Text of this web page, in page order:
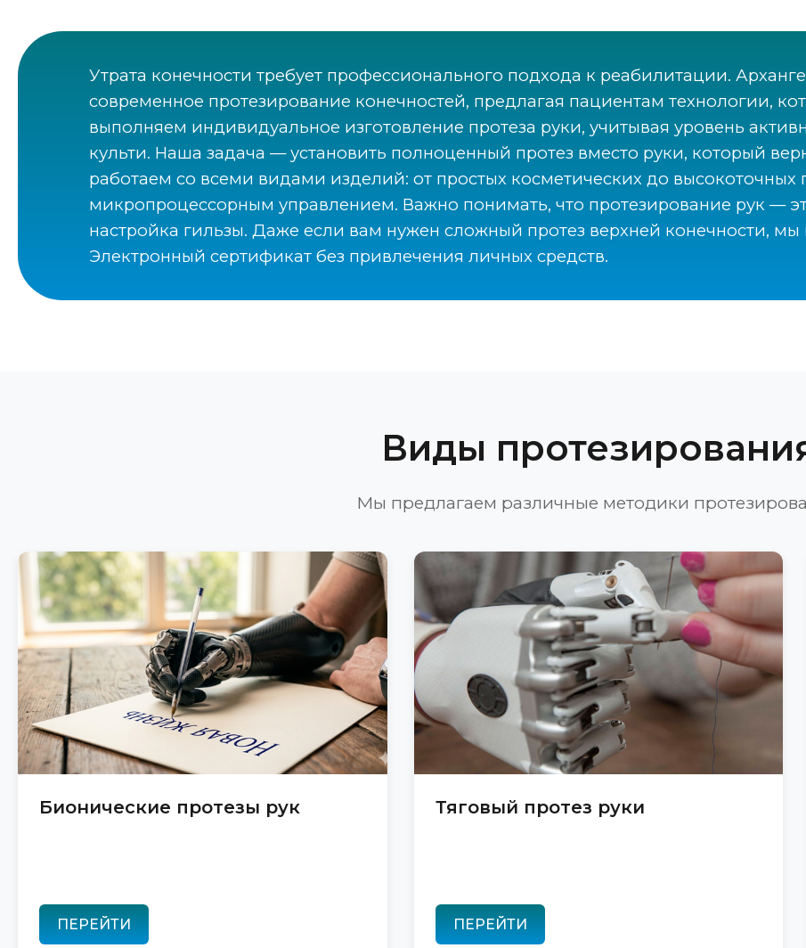
Утрата конечности требует профессионального подхода к реабилитации.
современное протезирование конечностей, предлагая пациентам технологии,
выполняем индивидуальное изготовление протеза руки, учитывая уровень
культи. Наша задача — установить полноценный протез вместо руки, который
работаем со всеми видами изделий: от простых косметических до высокоточных
микропроцессорным управлением. Важно понимать, что протезирование рук —
настройка гильзы. Даже если вам нужен сложный протез верхней конечности,
Электронный сертификат без привлечения личных средств.
Виды
Мы предлагаем различные методики
Бионические протезы рук
ПЕРЕЙТИ
Тяговый протез руки
ПЕРЕЙТИ